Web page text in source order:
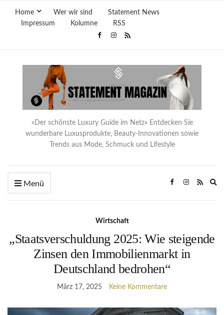
Home Wer wir sind
Statement News
Impressum
Kolumne RSS
«Der schönste Luxury Guide im Netz« Entdecken Sie
wunderbare Luxusprodukte, Beauty-Innovationen sowie
Trends aus Mode, Schmuck und Lifestyle
Menü
Wirtschaft
„Staatsverschuldung 2025: Wie steigende
Zinsen den Immobilienmarkt in
Deutschland bedrohen“
März 17, 2025 Keine Kommentare